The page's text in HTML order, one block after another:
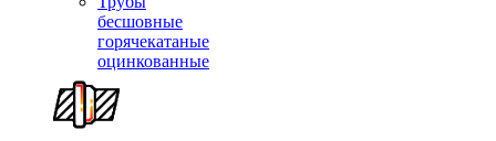
бесшовные
горячекатаные
оцинкованные